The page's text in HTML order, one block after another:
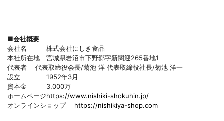
■会社概要
会社名 株式会社にしき食品
本社所在地 宮城県岩沼市下野郷字新関迎265番地1
代表者 代表取締役会長/菊池 洋 代表取締役社長/菊池 洋一
設立 1952年3月
資本金 3,000万
ホームページhttps://www.nishiki-shokuhin.jp/
オンラインショップ https://nishikiya-shop.com